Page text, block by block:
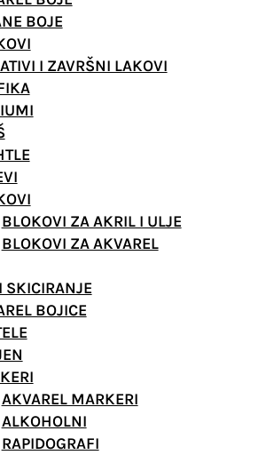
BOJE
I ZAVRŠNI LAKOVI
BLOKOVI ZA AKRIL I ULJE
BLOKOVI ZA AKVAREL
SKICIRANJE
BOJICE
AKVAREL MARKERI
ALKOHOLNI
RAPIDOGRAFI